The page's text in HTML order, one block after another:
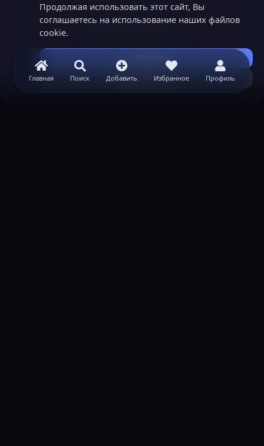
Главная Поиск Добавить Избранное Профиль
Теги
Продолжая использовать этот сайт, Вы
соглашаетесь на использование наших файлов
cookie.
Принять
Узнать больше...